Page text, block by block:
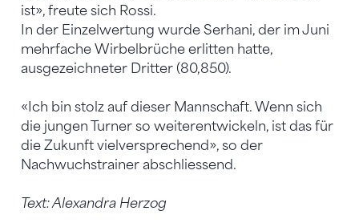
ist», freute sich Rossi.
In der Einzelwertung wurde Serhani, der im Juni
mehrfache Wirbelbrüche erlitten hatte,
ausgezeichneter Dritter (80,850).
«Ich bin stolz auf dieser Mannschaft. Wenn sich
die jungen Turner so weiterentwickeln, ist das für
die Zukunft vielversprechend», so der
Nachwuchstrainer abschliessend.
Text: Alexandra Herzog